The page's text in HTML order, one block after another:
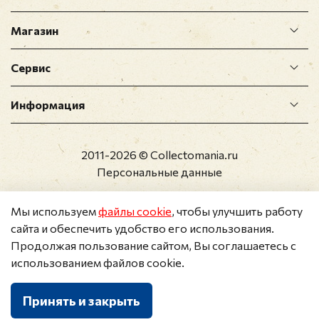
Магазин
Сервис
Информация
2011-2026 © Collectomania.ru
Персональные данные
Корзина
Мы используемфайлы cookie, чтобы улучшить работу
сайта и обеспечить удобство его использования.
Продолжая пользование сайтом, Вы соглашаетесь с
использованием файлов cookie.
Принять и закрыть